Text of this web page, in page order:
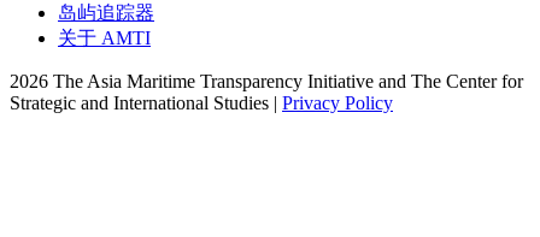
岛屿追踪器
关于 AMTI
2026 The Asia Maritime Transparency Initiative and The Center for
Strategic and International Studies | Privacy Policy